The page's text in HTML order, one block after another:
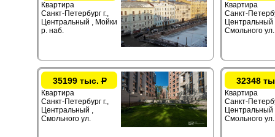
Квартира
Санкт-Петербург г.,
Центральный , Мойки
р. наб.
Квартира
Санкт-
Центральный
Смольного ул.
35199 тыс.Р
Квартира
Санкт-Петербург г.,
Центральный ,
Смольного ул.
32348
Квартира
Санкт-
Центральный
Смольного ул.